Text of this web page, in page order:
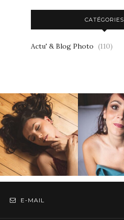
CATÉGORIES
Actu' & Blog Photo (110)
E-MAIL